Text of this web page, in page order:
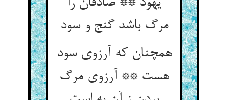
مرگ باشد گنج و سود
همچنان که آرزوی سود
هست ** آرزوی مرگ